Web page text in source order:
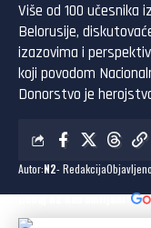
Više od 100 učesnika
Belorusije,
izazovima i
koji povodom
Donorstvo je
Autor:N2- Redakcija
Dodaj N2 kao omiljeni